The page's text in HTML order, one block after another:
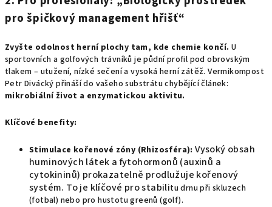
pro špičkový management hřišť“
Zvyšte odolnost herní plochy tam, kde chemie končí. U
sportovních a golfových trávníků je půdní profil pod obrovským
tlakem – utužení, nízké sečení a vysoká herní zátěž. Vermikompost
Petr Divácký přináší do vašeho substrátu chybějící článek:
mikrobiální život a enzymatickou aktivitu.
Klíčové benefity:
Stimulace kořenové zóny (Rhizosféra): Vysoký obsah
huminových látek a fytohormonů (auxinů a
cytokininů) prokazatelně prodlužuje kořenový
systém. To je klíčové pro stabilitu drnu při skluzech
(fotbal) nebo pro hustotu greenů (golf).